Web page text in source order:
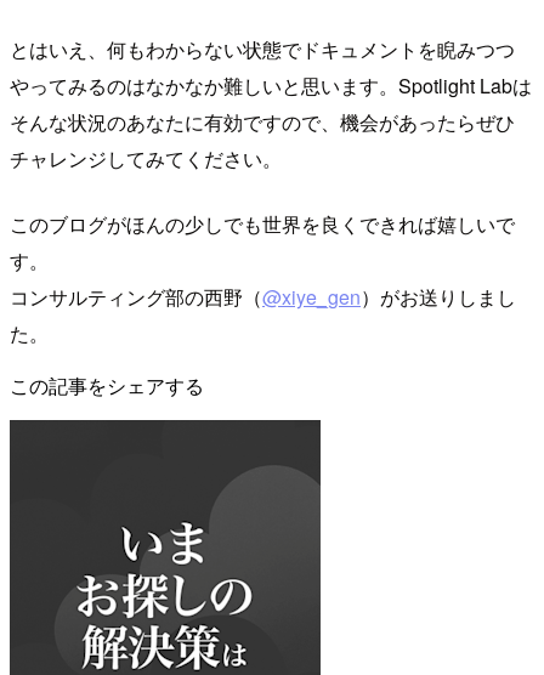
とはいえ、何もわからない状態でドキュメントを睨みつつ
やってみるのはなかなか難しいと思います。Spotlight Labは
そんな状況のあなたに有効ですので、機会があったらぜひ
チャレンジしてみてください。
このブログがほんの少しでも世界を良くできれば嬉しいで
す。
コンサルティング部の西野（@xiye_gen）がお送りしまし
た。
この記事をシェアする